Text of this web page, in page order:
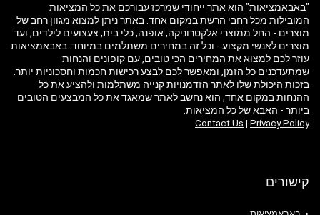
"באבאמציאות" הוא אתר ייחודי שמרכז עבורכם את כל המציאות
המובילות מכל רחבי הרשת במקום אחד. באתר ניתן למצוא מגוון רחב של
מוצרים - החל ממוצרי אלקטרוניקה, אופנה, כלי בית, צעצועים לילדים, ועד
מוצרים לאנשי מקצוע - וכל זה במחירים משתלמים במיוחד. באבאמציאות
עוזר לכם למצוא את המחירים הכי טובים, עם קופונים והנחות
שמתעדכנים כל הזמן, ומאפשר לכם לבצע רכישות חכמות וחסכוניות יותר.
בזכות היכולת שלו לאתר הזדמנויות קנייה משתלמות ולהציע את כל
ההנחות במקום אחד, הוא נחשב לאתר שמאגד את כל המבצעים הטובים
ביותר - האבא של כל המציאות.
Contact Us | Privacy Policy
קישורים